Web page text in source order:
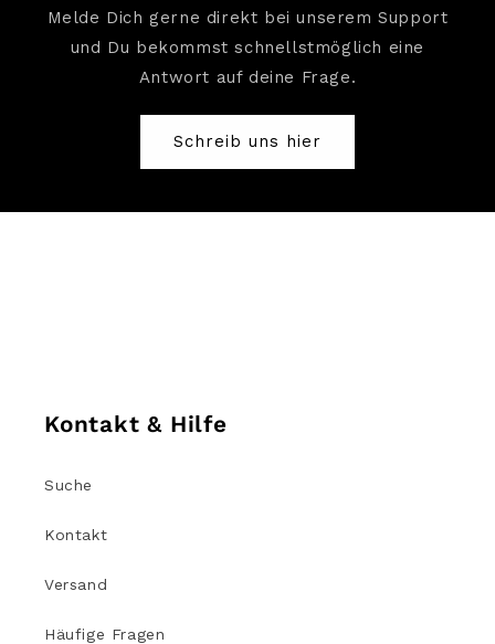
Melde Dich gerne direkt bei unserem Support
und Du bekommst schnellstmöglich eine
Antwort auf deine Frage.
Schreib uns hier
Kontakt & Hilfe
Suche
Kontakt
Versand
Häufige Fragen